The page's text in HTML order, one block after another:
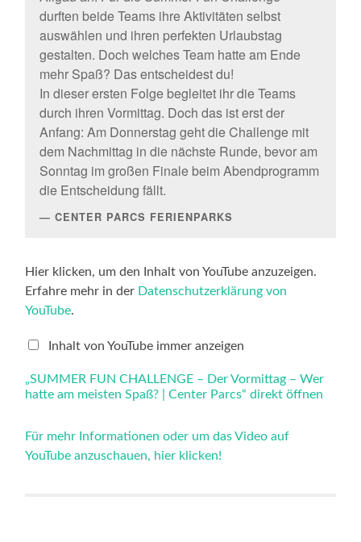
durften beide Teams ihre Aktivitäten selbst
auswählen und ihren perfekten Urlaubstag
gestalten. Doch welches Team hatte am Ende
mehr Spaß? Das entscheidest du!
In dieser ersten Folge begleitet ihr die Teams
durch ihren Vormittag. Doch das ist erst der
Anfang: Am Donnerstag geht die Challenge mit
dem Nachmittag in die nächste Runde, bevor am
Sonntag im großen Finale beim Abendprogramm
die Entscheidung fällt.
CENTER PARCS FERIENPARKS
„SUMMER
CHALLENGE
–
–
hatte
am
meisten
Center
Parcs“
von
Hier klicken, um den Inhalt von YouTube anzuzeigen.
Erfahre mehr in der Datenschutzerklärung von
YouTube.
Inhalt von YouTube immer anzeigen
„SUMMER FUN CHALLENGE – Der Vormittag – Wer
hatte am meisten Spaß? | Center Parcs“ direkt öffnen
Für mehr Informationen oder um das Video auf
YouTube anzuschauen, hier klicken!